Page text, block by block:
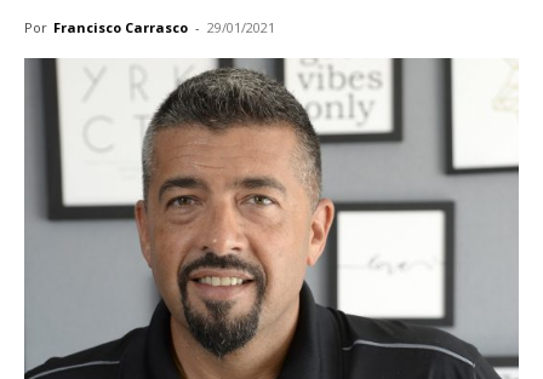
Por Francisco Carrasco - 29/01/2021